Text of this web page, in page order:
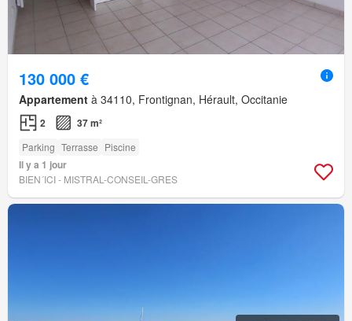
130 000 €
Appartement à 34110, Frontignan, Hérault, Occitanie
2 37 m²
Parking Terrasse Piscine
Il y a 1 jour
BIEN´ICI - MISTRAL-CONSEIL-GRES